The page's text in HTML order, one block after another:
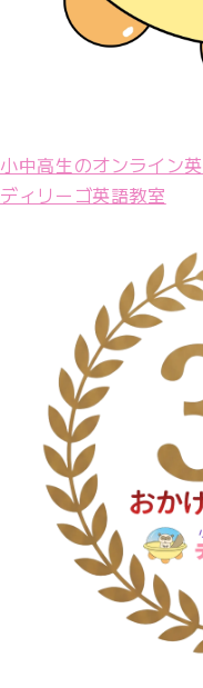
小中高生のオンライン
ディリーゴ英語教室